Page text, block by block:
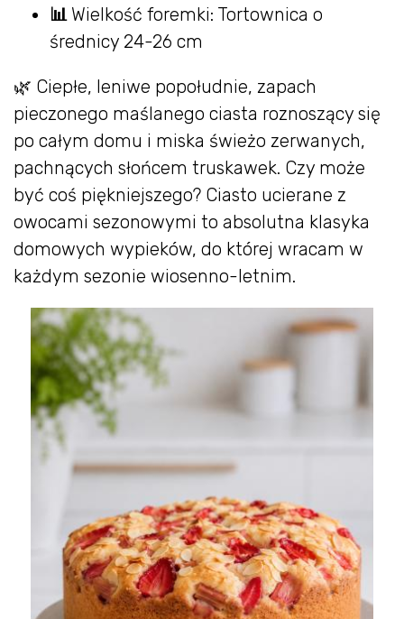
📊 Wielkość foremki: Tortownica o
średnicy 24-26 cm
🌿 Ciepłe, leniwe popołudnie, zapach
pieczonego maślanego ciasta roznoszący się
po całym domu i miska świeżo zerwanych,
pachnących słońcem truskawek. Czy może
być coś piękniejszego? Ciasto ucierane z
owocami sezonowymi to absolutna klasyka
domowych wypieków, do której wracam w
każdym sezonie wiosenno-letnim.